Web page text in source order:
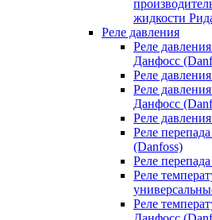
жидкости
Реле давления
Реле
Данфосс
Реле
Реле
Данфосс
Реле
Реле
(Danfoss)
Реле
Реле
Реле